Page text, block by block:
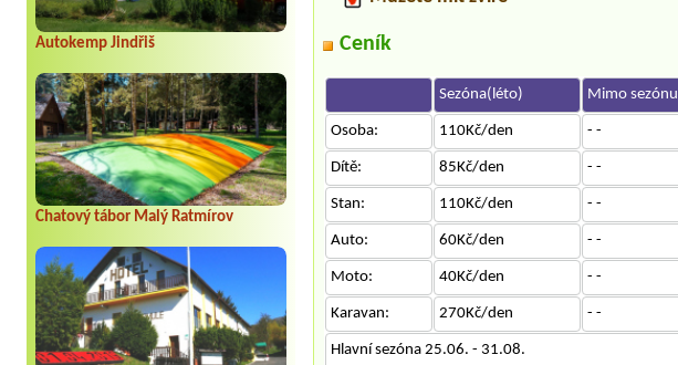
Autokemp Jindřiš
Chatový tábor Malý Ratmírov
Ceník
Sezóna(léto) Mimo sezónu
Osoba: 110Kč/den - -
Dítě: 85Kč/den - -
Stan: 110Kč/den - -
Auto: 60Kč/den - -
Moto: 40Kč/den - -
Karavan: 270Kč/den - -
Hlavní sezóna 25.06. - 31.08.